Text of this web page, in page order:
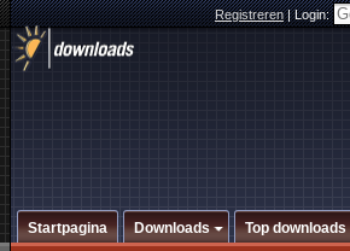
Registreren|Login:
Startpagina Downloads Top downloads